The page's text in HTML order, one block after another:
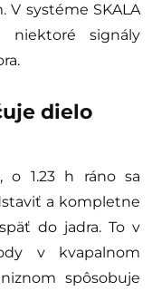
systéme SKALA
niektoré signály
dielo
, o 1.23 h ráno sa
a kompletne
do jadra. To v
v kvapalnom
spôsobuje